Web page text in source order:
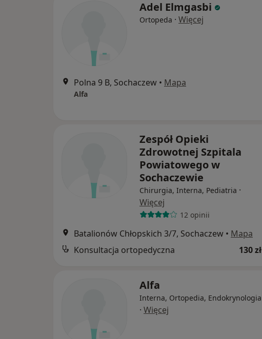
Adel Elmgasbi
Ortopeda · Więcej
Polna 9 B, Sochaczew • Mapa
Alfa
Zespół Opieki
Zdrowotnej Szpitala
Powiatowego w
Sochaczewie
Chirurgia, Interna, Pediatria ·
Więcej
12 opinii
Batalionów Chłopskich 3/7, Sochaczew • Mapa
Konsultacja ortopedyczna
130 zł
Alfa
Interna, Ortopedia, Endokrynologia
· Więcej